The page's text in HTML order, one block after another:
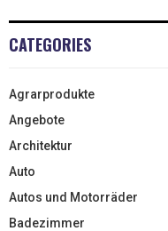
CATEGORIES
Agrarprodukte
Angebote
Architektur
Auto
Autos und Motorräder
Badezimmer